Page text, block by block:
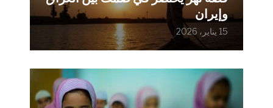
وإيران
15 يناير، 2026